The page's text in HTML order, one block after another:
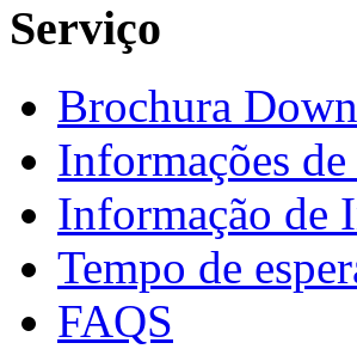
Serviço
Brochura
Informações
Informação de
Tempo de
FAQS